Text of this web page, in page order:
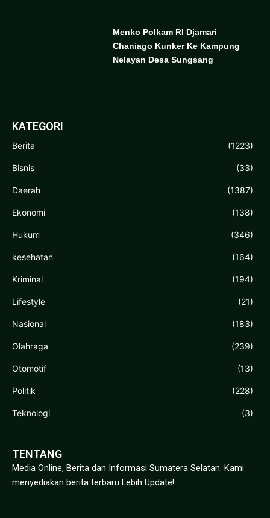
Menko Polkam RI Djamari
Chaniago Kunker Ke Kampung
Nelayan Desa Sungsang
KATEGORI
Berita (1223)
Bisnis (33)
Daerah (1387)
Ekonomi (138)
Hukum (346)
kesehatan (164)
Kriminal (194)
Lifestyle (21)
Nasional (183)
Olahraga (239)
Otomotif (13)
Politik (228)
Teknologi (3)
TENTANG
Media Online, Berita dan Informasi Sumatera Selatan. Kami
menyediakan berita terbaru Lebih Update!